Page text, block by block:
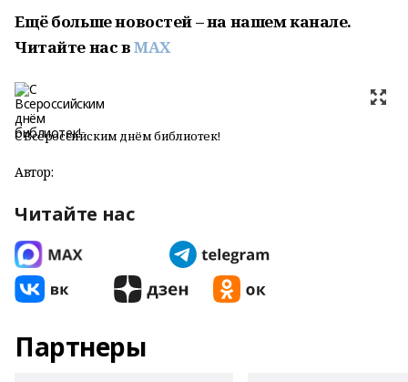
Ещё больше новостей – на нашем канале.
Читайте нас вMAX
С Всероссийским днём библиотек!
Автор:
Читайте нас
Партнеры